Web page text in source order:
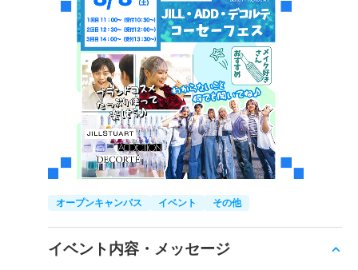
オープンキャンパス イベント その他
イベント内容・メッセージ